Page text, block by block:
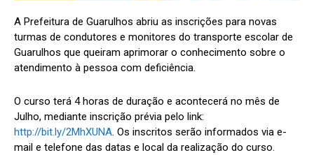
A Prefeitura de Guarulhos abriu as inscrições para novas
turmas de condutores e monitores do transporte escolar de
Guarulhos que queiram aprimorar o conhecimento sobre o
atendimento à pessoa com deficiência.
O curso terá 4 horas de duração e acontecerá no mês de
Julho, mediante inscrição prévia pelo link:
http://bit.ly/2MhXUNA. Os inscritos serão informados via e-
mail e telefone das datas e local da realização do curso.